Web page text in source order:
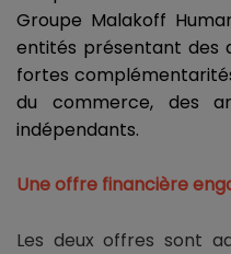
Groupe Malakoff
entités présentant des
fortes
du commerce, des
indépendants.
Une offre financière
Les deux offres sont